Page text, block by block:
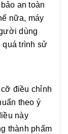
an toàn
nữa, máy
dùng
quá trình sử
điều chỉnh
theo ý
này
thành phẩm